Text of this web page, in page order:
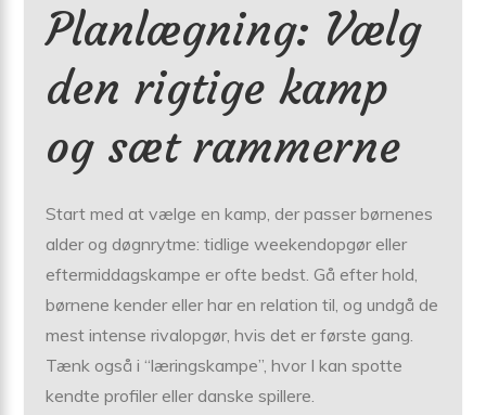
Planlægning: Vælg
den rigtige kamp
og sæt rammerne
Start med at vælge en kamp, der passer børnenes
alder og døgnrytme: tidlige weekendopgør eller
eftermiddagskampe er ofte bedst. Gå efter hold,
børnene kender eller har en relation til, og undgå de
mest intense rivalopgør, hvis det er første gang.
Tænk også i “læringskampe”, hvor I kan spotte
kendte profiler eller danske spillere.